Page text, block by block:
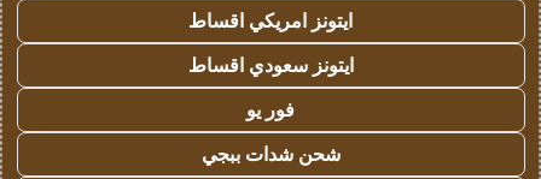
ايتونز امريكي اقساط
ايتونز سعودي اقساط
فور يو
شحن شدات ببجي